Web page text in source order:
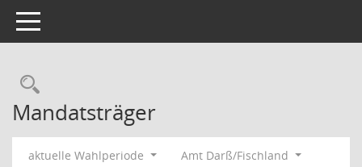
Toggle navigation
Rechercheauswahl
Mandatsträger
aktuelle Wahlperiode Amt Darß/Fischland